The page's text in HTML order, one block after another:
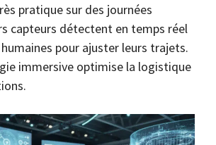
pratique sur des journées
capteurs détectent en temps réel
pour ajuster leurs trajets.
immersive optimise la logistique